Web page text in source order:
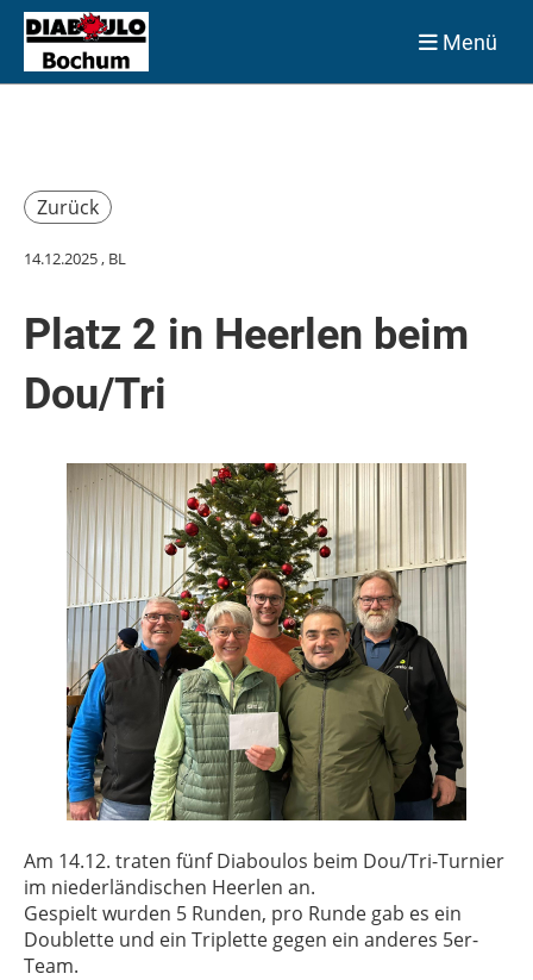
Menü
Zurück
14.12.2025, BL
Platz 2 in Heerlen beim
Dou/Tri
Am 14.12. traten fünf Diaboulos beim Dou/Tri-Turnier
im niederländischen Heerlen an.
Gespielt wurden 5 Runden, pro Runde gab es ein
Doublette und ein Triplette gegen ein anderes 5er-
Team.